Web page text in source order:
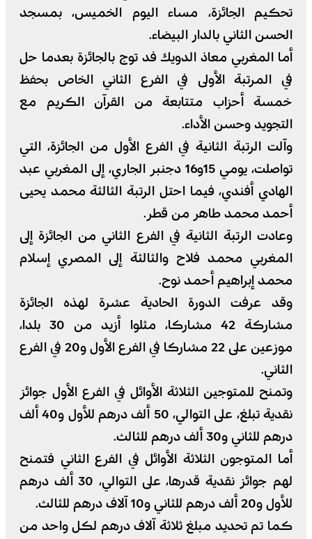
تحكيم الجائزة، مساء اليوم الخميس، بمسجد
الحسن الثاني بالدار البيضاء.
أما المغربي معاذ الدويك فد توج بالجائزة بعدما حل
في المرتبة الأولى في الفرع الثاني الخاص بحفظ
خمسة أحزاب متتابعة من القرآن الكريم مع
التجويد وحسن الأداء.
وآلت الرتبة الثانية في الفرع الأول من الجائزة، التي
تواصلت، يومي 15و16 دجنبر الجاري، إلى المغربي عبد
الهادي أفندي، فيما احتل الرتبة الثالثة محمد يحيى
أحمد محمد طاهر من قطر.
وعادت الرتبة الثانية في الفرع الثاني من الجائزة إلى
المغربي محمد فلاح والثالثة إلى المصري إسلام
محمد إبراهيم أحمد نوح.
وقد عرفت الدورة الحادية عشرة لهذه الجائزة
مشاركة 42 مشاركا، مثلوا أزيد من 30 بلدا،
موزعين على 22 مشاركا في الفرع الأول و20 في الفرع
الثاني.
وتمنح للمتوجين الثلاثة الأوائل في الفرع الأول جوائز
نقدية تبلغ، على التوالي، 50 ألف درهم للأول و40 ألف
درهم للثاني و30 ألف درهم للثالث.
أما المتوجون الثلاثة الأوائل في الفرع الثاني فتمنح
لهم جوائز نقدية قدرها، على التوالي، 30 ألف درهم
للأول و20 ألف درهم للثاني و10 آلاف درهم للثالث.
كما تم تحديد مبلغ ثلاثة آلاف درهم لكل واحد من